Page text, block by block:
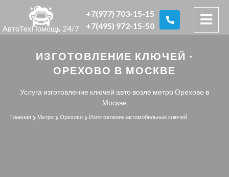
АвтоТехПомощь 24/7
+7(977) 703-15-15
+7(495) 972-15-50
ИЗГОТОВЛЕНИЕ КЛЮЧЕЙ -
ОРЕХОВО В МОСКВЕ
Услуга изготовление ключей авто возле метро Орехово в
Москве
Главная Метро Орехово Изготовление автомобильных ключей